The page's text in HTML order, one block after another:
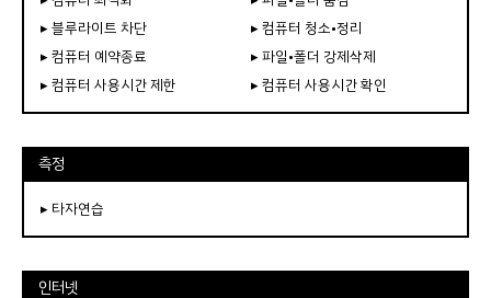
▸ 블루라이트 차단
▸ 컴퓨터 청소•정리
▸ 컴퓨터 예약종료
▸ 파일•폴더 강제삭제
▸ 컴퓨터 사용시간 제한
▸ 컴퓨터 사용시간 확인
측정
▸ 타자연습
인터넷